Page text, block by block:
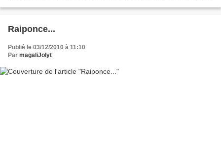
Raiponce...
Publié le 03/12/2010 à 11:10
Par magaliJolyt